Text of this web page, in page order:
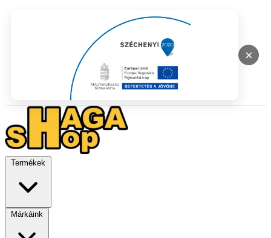
×
Termékek
Márkáink